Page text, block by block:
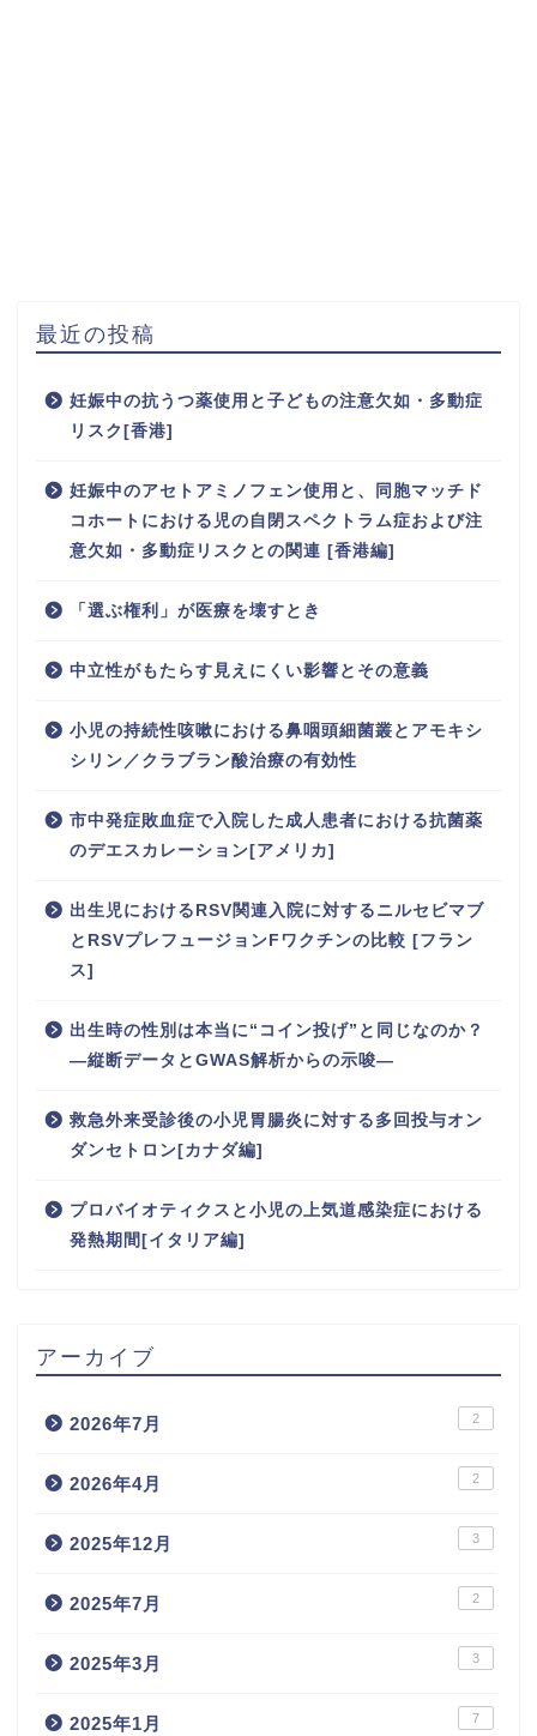
最近の投稿
妊娠中の抗うつ薬使用と子どもの注意欠如・多動症
リスク[香港]
妊娠中のアセトアミノフェン使用と、同胞マッチド
コホートにおける児の自閉スペクトラム症および注
意欠如・多動症リスクとの関連 [香港編]
「選ぶ権利」が医療を壊すとき
中立性がもたらす見えにくい影響とその意義
小児の持続性咳嗽における鼻咽頭細菌叢とアモキシ
シリン／クラブラン酸治療の有効性
市中発症敗血症で入院した成人患者における抗菌薬
のデエスカレーション[アメリカ]
出生児におけるRSV関連入院に対するニルセビマブ
とRSVプレフュージョンFワクチンの比較 [フラン
ス]
出生時の性別は本当に“コイン投げ”と同じなのか？
―縦断データとGWAS解析からの示唆―
救急外来受診後の小児胃腸炎に対する多回投与オン
ダンセトロン[カナダ編]
プロバイオティクスと小児の上気道感染症における
発熱期間[イタリア編]
アーカイブ
2026年7月 2
2026年4月 2
2025年12月 3
2025年7月 2
2025年3月 3
2025年1月 7